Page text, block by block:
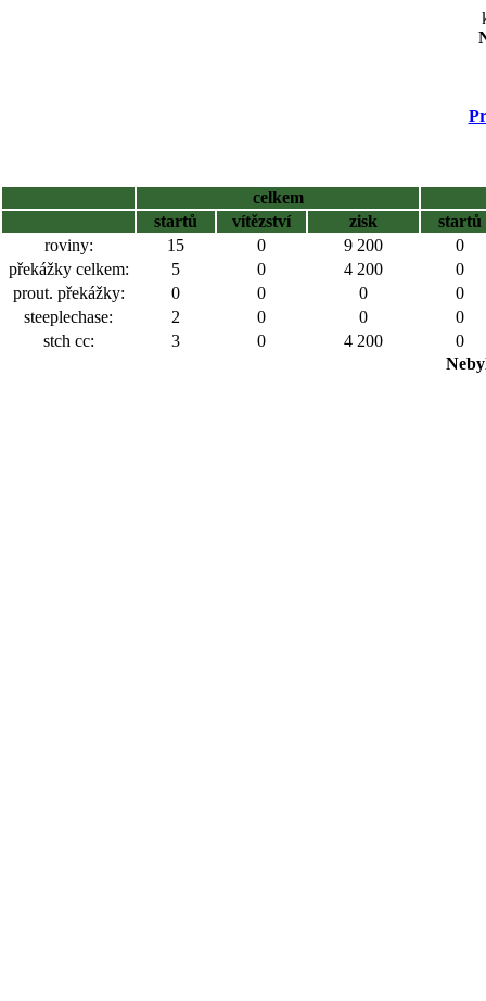
celkem
startů
vítězství zisk
startů
roviny:
15 0 9 200
0
překážky celkem:
5 0 4 200
0
prout. překážky:
0 0 0
0
steeplechase:
2 0 0
0
stch cc:
3 0 4 200
0